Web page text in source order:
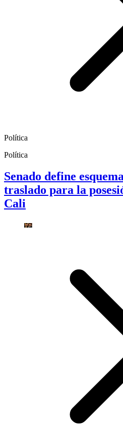
Política
Política
Senado define
traslado para la
Cali